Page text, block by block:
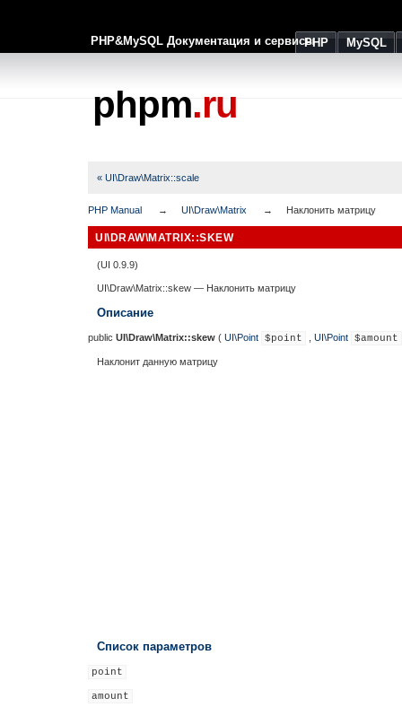
PHP&MySQL Документация и сервисыPHP MySQL
phpm.ru
« UI\Draw\Matrix::scale
PHP Manual UI\Draw\Matrix Наклонить матрицу
UI\DRAW\MATRIX::SKEW
(UI 0.9.9)
UI\Draw\Matrix::skew — Наклонить матрицу
Описание
public UI\Draw\Matrix::skew ( UI\Point $point UI\Point $amount
Наклонит данную матрицу
Список параметров
point
amount